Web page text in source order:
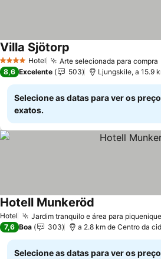
4 EstrelasHotel Arte selecionada para compra
Villa Sjötorp
8,6 Excelente 503 Ljungskile, a 15.9
Selecione as datas para ver os
exatos.
Hotel Jardim tranquilo e área para piquenique
Hotell Munkeröd
7,6 Boa 303 a 2.8 km de Centro da
Selecione as datas para ver os